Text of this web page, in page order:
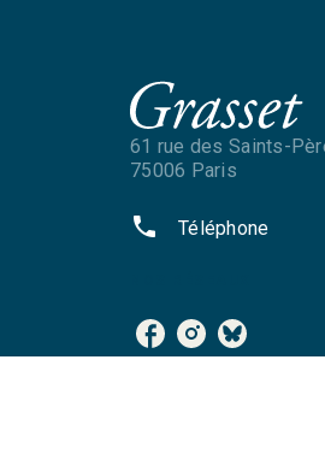
61 rue des Saints-
75006 Paris
phone Téléphone